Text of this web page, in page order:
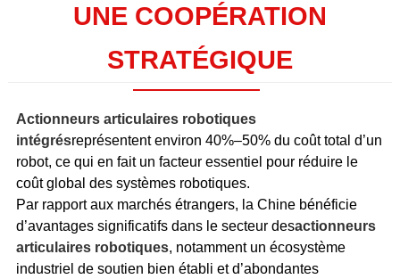
UNE COOPÉRATION
STRATÉGIQUE
Actionneurs articulaires robotiques
intégrésreprésentent environ 40%–50% du coût total d’un
robot, ce qui en fait un facteur essentiel pour réduire le
coût global des systèmes robotiques.
Par rapport aux marchés étrangers, la Chine bénéficie
d’avantages significatifs dans le secteur desactionneurs
articulaires robotiques, notamment un écosystème
industriel de soutien bien établi et d’abondantes